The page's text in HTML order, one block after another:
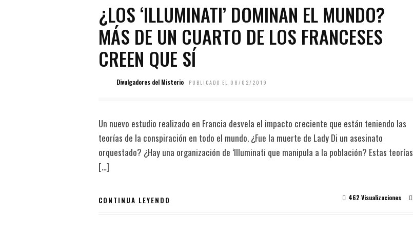
¿LOS ‘ILLUMINATI’ DOMINAN EL MUNDO?
MÁS DE UN CUARTO DE LOS FRANCESES
CREEN QUE SÍ
Divulgadores del Misterio PUBLICADO EL 08/02/2019
Un nuevo estudio realizado en Francia desvela el impacto creciente que están teniendo las
teorías de la conspiración en todo el mundo. ¿Fue la muerte de Lady Di un asesinato
orquestado? ¿Hay una organización de ‘Illuminati que manipula a la población? Estas teorías
[…]
CONTINUA LEYENDO 462 Visualizaciones